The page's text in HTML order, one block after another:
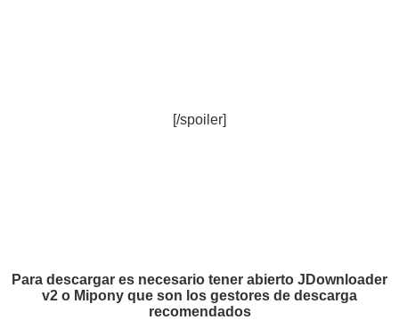
[/spoiler]
Para descargar es necesario tener abierto JDownloader
v2 o Mipony que son los gestores de descarga
recomendados